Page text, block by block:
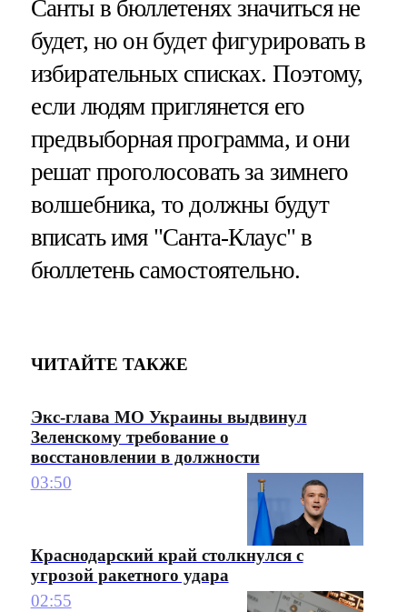
Санты в бюллетенях значиться не
будет, но он будет фигурировать в
избирательных списках. Поэтому,
если людям приглянется его
предвыборная программа, и они
решат проголосовать за зимнего
волшебника, то должны будут
вписать имя "Санта-Клаус" в
бюллетень самостоятельно.
ЧИТАЙТЕ ТАКЖЕ
Экс-глава МО Украины выдвинул
Зеленскому требование о
восстановлении в должности
03:50
Краснодарский край столкнулся с
угрозой ракетного удара
02:55